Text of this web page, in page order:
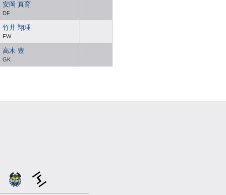
安岡 真育
DF
竹井 翔理
FW
高木 豊
GK